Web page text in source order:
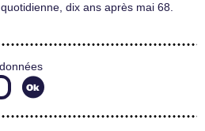
dix ans après mai 68.